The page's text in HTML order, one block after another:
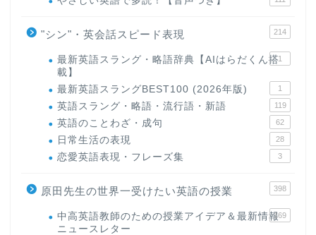
"シン"・英会話スピード表現 214
最新英語スラング・略語辞典【AIはらだくん搭
載】
1
最新英語スラングBEST100 (2026年版) 1
英語スラング・略語・流行語・新語 119
英語のことわざ・成句 62
日常生活の表現 28
恋愛英語表現・フレーズ集 3
原田先生の世界一受けたい英語の授業 398
中高英語教師のための授業アイデア＆最新情報
ニュースレター
169